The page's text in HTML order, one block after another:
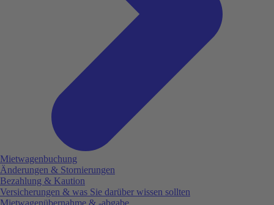
Mietwagenbuchung
Änderungen & Stornierungen
Bezahlung & Kaution
Versicherungen & was Sie darüber wissen sollten
Mietwagenübernahme & -abgabe